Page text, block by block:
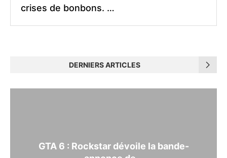
crises de bonbons. …
DERNIERS ARTICLES
GTA 6 : Rockstar dévoile la bande-